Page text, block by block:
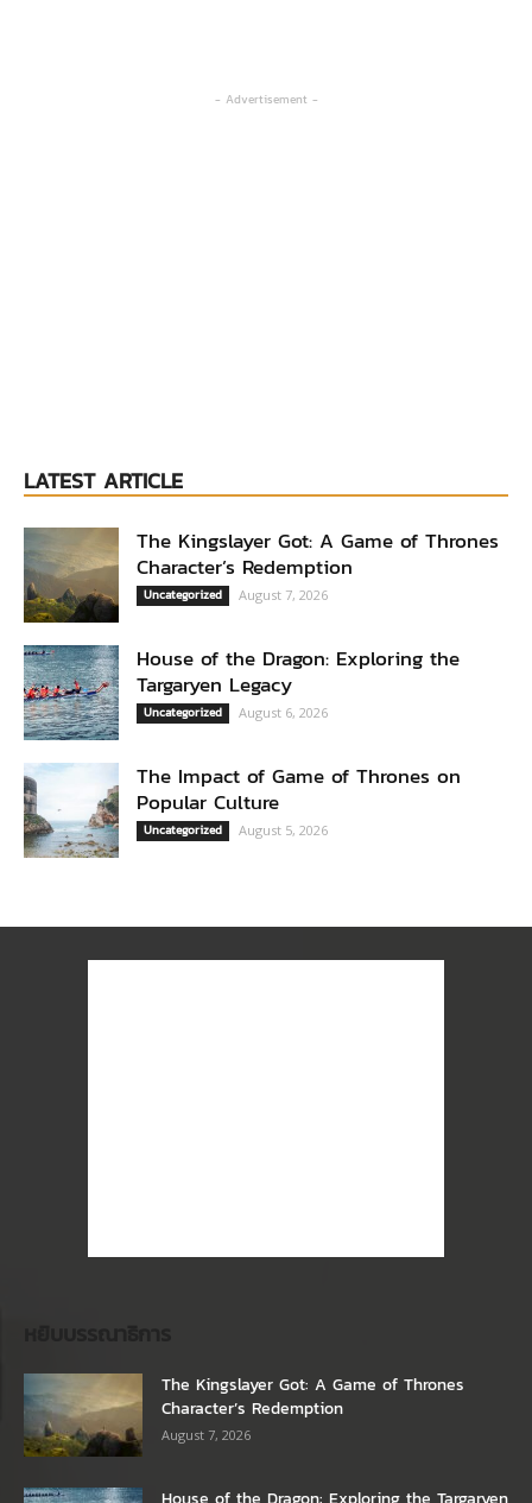
- Advertisement -
LATEST ARTICLE
The Kingslayer Got: A Game of Thrones
Character’s Redemption
Uncategorized August 7, 2026
House of the Dragon: Exploring the
Targaryen Legacy
Uncategorized August 6, 2026
The Impact of Game of Thrones on
Popular Culture
Uncategorized August 5, 2026
The Kingslayer Got: A Game of Thrones
Character’s Redemption
August 7, 2026